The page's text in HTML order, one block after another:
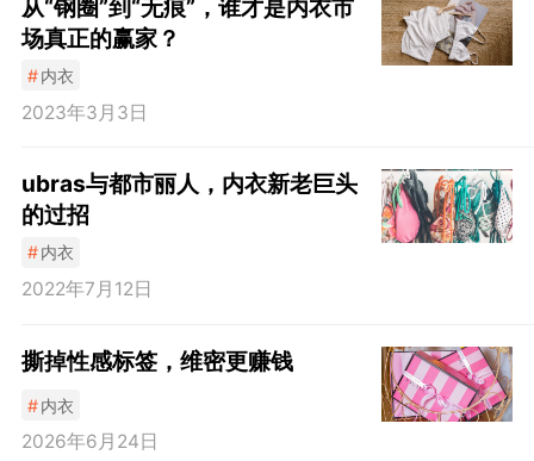
从“钢圈”到“无痕”，谁才是内衣市
场真正的赢家？
#内衣
2023年3月3日
ubras与都市丽人，内衣新老巨头
的过招
#内衣
2022年7月12日
撕掉性感标签，维密更赚钱
#内衣
2026年6月24日